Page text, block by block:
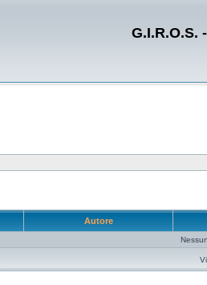
G.I.R.O.S.
Autore